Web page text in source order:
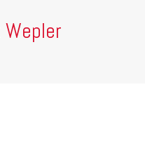
Wepler